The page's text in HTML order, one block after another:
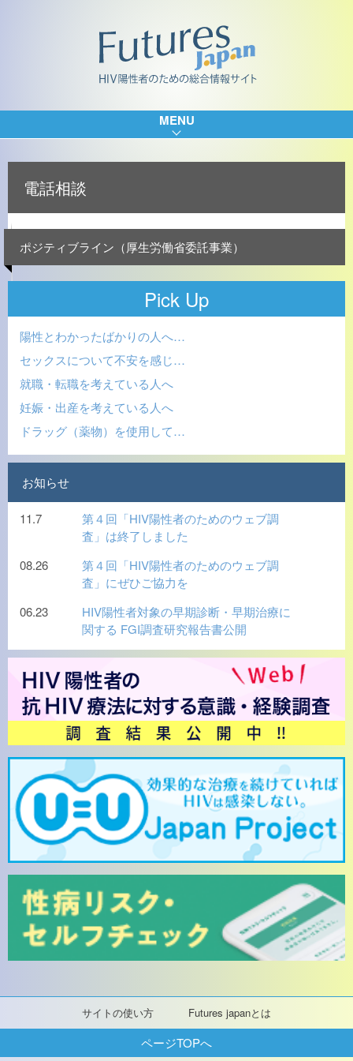
サイトの使い方 Futures japanとは
MENU
電話相談
ポジティブライン（厚生労働省委託事業）
Pick Up
陽性とわかったばかりの人へ…
セックスについて不安を感じ…
就職・転職を考えている人へ
妊娠・出産を考えている人へ
ドラッグ（薬物）を使用して…
お知らせ
11.7
第４回「HIV陽性者のためのウェブ調
査」は終了しました
08.26
第４回「HIV陽性者のためのウェブ調
査」にぜひご協力を
06.23
HIV陽性者対象の早期診断・早期治療に
関する FGI調査研究報告書公開
ページTOPへ